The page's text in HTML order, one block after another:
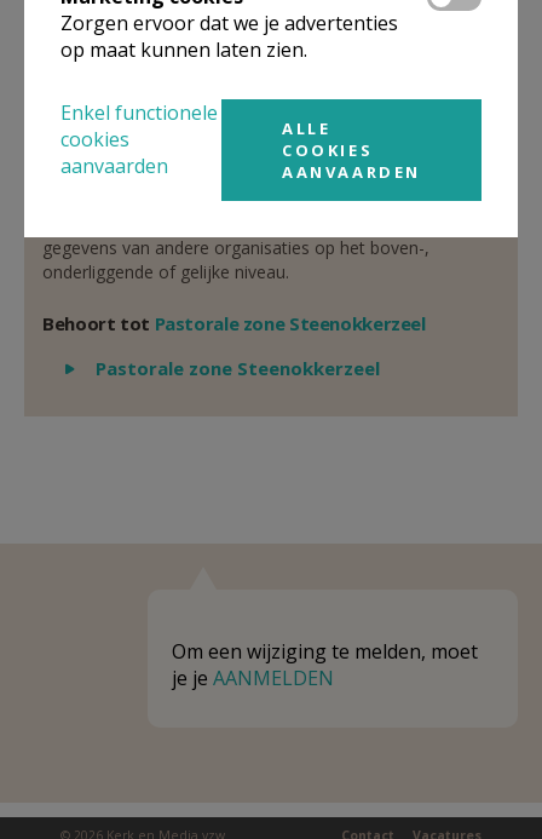
Stuur een mailtje
Google Maps
Organisatiestructuur
gegevens van andere organisaties op het boven-,
onderliggende of gelijke niveau.
Behoort tot Pastorale zone Steenokkerzeel
Weergeven
Pastorale zone Steenokkerzeel
Om een wijziging te melden, moet
je je AANMELDEN
© 2026 Kerk en Media vzw Vacatures
Contact
Zorgen ervoor dat we je advertenties
op maat kunnen laten zien.
Enkel functionele
cookies
aanvaarden
ALLE
COOKIES
AANVAARDEN